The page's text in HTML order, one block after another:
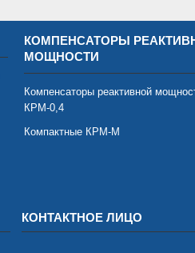
КОМПЕНСАТОРЫ
МОЩНОСТИ
Компенсаторы реактивной
КРМ-0,4
Компактные КРМ-М